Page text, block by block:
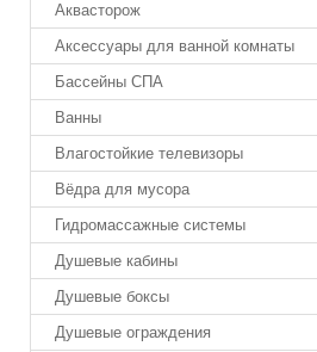
Аквасторож
Аксессуары для ванной комнаты
Бассейны СПА
Ванны
Влагостойкие телевизоры
Вёдра для мусора
Гидромассажные системы
Душевые кабины
Душевые боксы
Душевые ограждения